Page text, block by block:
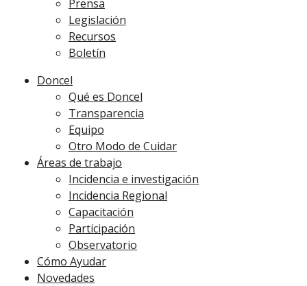
Prensa
Legislación
Recursos
Boletín
Doncel
Qué es Doncel
Transparencia
Equipo
Otro Modo de Cuidar
Áreas de trabajo
Incidencia e investigación
Incidencia Regional
Capacitación
Participación
Observatorio
Cómo Ayudar
Novedades